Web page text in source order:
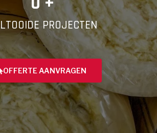
PROJECTEN
OFFERTE AANVRAGEN